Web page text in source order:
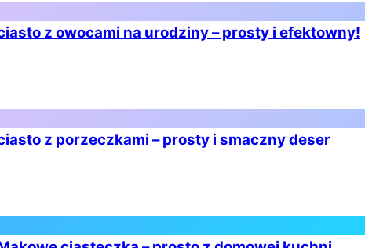
z owocami na urodziny – prosty i efektowny!
z porzeczkami – prosty i smaczny deser